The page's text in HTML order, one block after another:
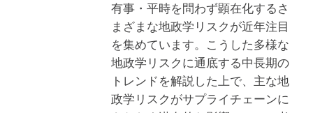
有事・平時を問わず顕在化するさ
まざまな地政学リスクが近年注目
を集めています。こうした多様な
地政学リスクに通底する中長期の
トレンドを解説した上で、主な地
政学リスクがサプライチェーンに